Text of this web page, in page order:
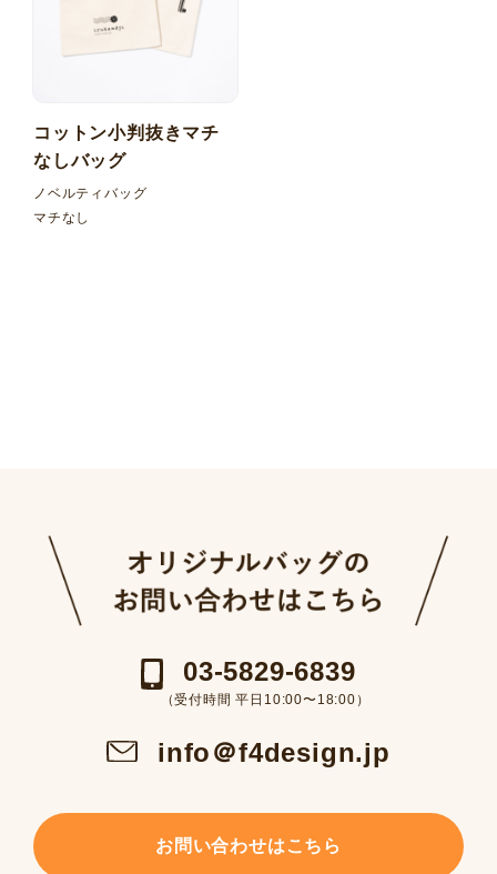
コットン小判抜きマチ
なしバッグ
ノベルティバッグ
マチなし
03-5829-6839
（受付時間 平日10:00〜18:00）
info＠f4design.jp
お問い合わせはこちら